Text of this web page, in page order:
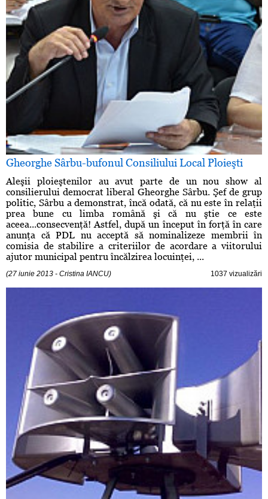
Gheorghe Sârbu-bufonul Consiliului Local Ploieşti
Aleşii ploieştenilor au avut parte de un nou show al
consilierului democrat liberal Gheorghe Sârbu. Şef de grup
politic, Sârbu a demonstrat, încă odată, că nu este în relaţii
prea bune cu limba română şi că nu ştie ce este
aceea...consecvenţă! Astfel, după un început în forţă în care
anunţa că PDL nu acceptă să nominalizeze membrii în
comisia de stabilire a criteriilor de acordare a viitorului
ajutor municipal pentru încălzirea locuinţei, ...
(27 iunie 2013 - Cristina IANCU) 1037 vizualizări